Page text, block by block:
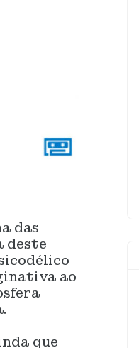
das
deste
ao
que